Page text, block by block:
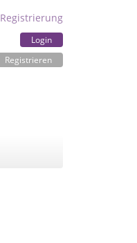
Registrierung
Login
Registrieren